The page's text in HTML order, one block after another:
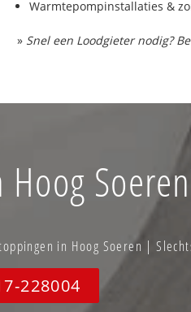
Warmtepompinstallaties &
» Snel een Loodgieter nodig?
in Hoog Soeren |
228004